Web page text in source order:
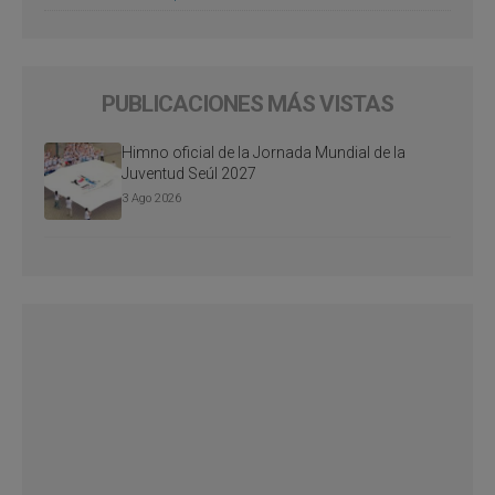
PUBLICACIONES MÁS VISTAS
Himno oficial de la Jornada Mundial de la
Juventud Seúl 2027
3 Ago 2026